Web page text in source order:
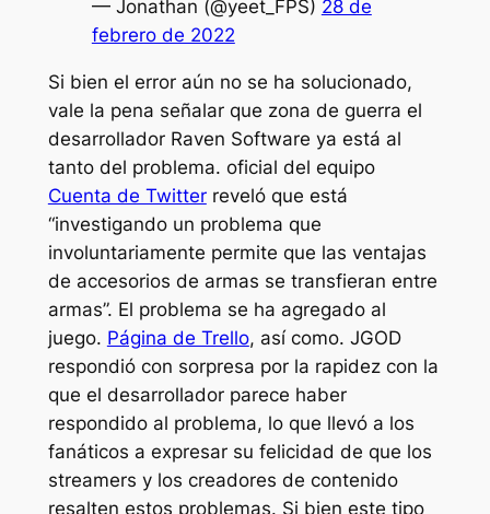
— Jonathan (@yeet_FPS) 28 de
febrero de 2022
Si bien el error aún no se ha solucionado,
vale la pena señalar que zona de guerra el
desarrollador Raven Software ya está al
tanto del problema. oficial del equipo
Cuenta de Twitterreveló que está
“investigando un problema que
involuntariamente permite que las ventajas
de accesorios de armas se transfieran entre
armas”. El problema se ha agregado al
juego. Página de Trello, así como. JGOD
respondió con sorpresa por la rapidez con la
que el desarrollador parece haber
respondido al problema, lo que llevó a los
fanáticos a expresar su felicidad de que los
streamers y los creadores de contenido
resalten estos problemas. Si bien este tipo